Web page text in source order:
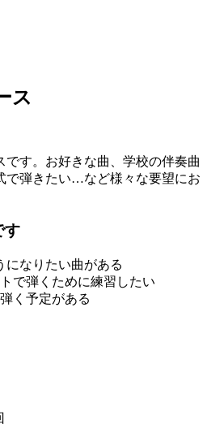
ス
す。お好きな曲、学校の伴奏曲
で弾きたい…など様々な要望にお
す
になりたい曲がある
で弾くために練習したい
く予定がある